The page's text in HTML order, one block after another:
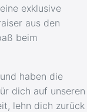
exklusive
aus den
beim
haben die
dich auf unseren
lehn dich zurück